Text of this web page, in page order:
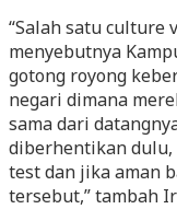
“Salah satu culture
menyebutnya
gotong royong
negari dimana
sama dari
diberhentikan
test dan jika aman
tersebut,” tambah